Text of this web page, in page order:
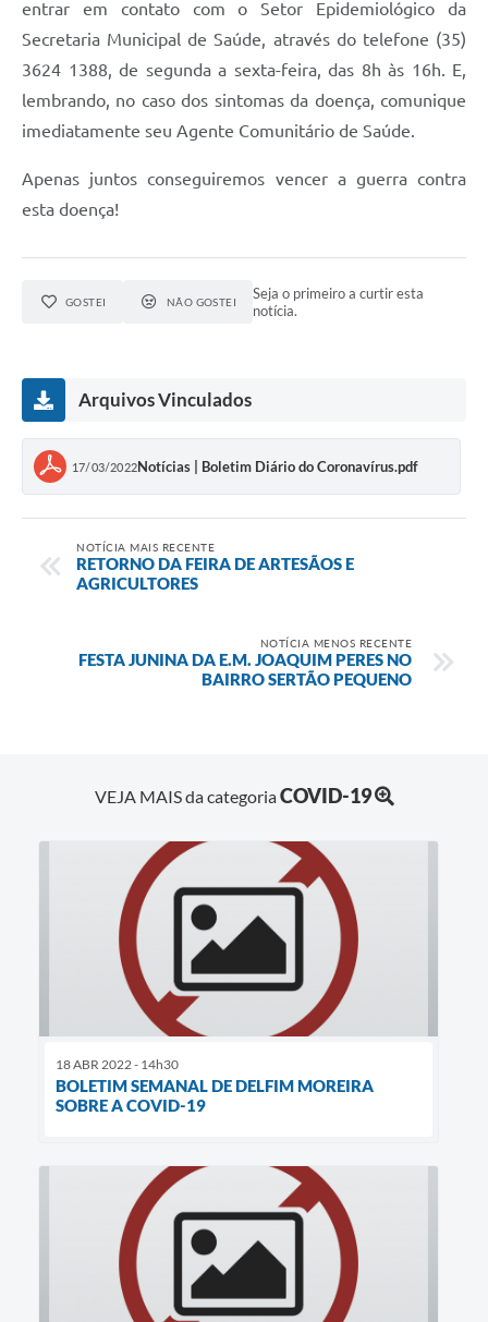
Arquivos para Download
Links
Contratos
entrar em contato com o Setor Epidemiológico da
Secretaria Municipal de Saúde, através do telefone (35)
3624 1388, de segunda a sexta-feira, das 8h às 16h. E,
lembrando, no caso dos sintomas da doença, comunique
imediatamente seu Agente Comunitário de Saúde.
Apenas juntos conseguiremos vencer a guerra contra
esta doença!
GOSTEI NÃO GOSTEI
Seja o primeiro a curtir esta
notícia.
Arquivos Vinculados
17/03/2022Notícias | Boletim Diário do Coronavírus.pdf
NOTÍCIA MAIS RECENTE
RETORNO DA FEIRA DE ARTESÃOS E
AGRICULTORES
NOTÍCIA MENOS RECENTE
FESTA JUNINA DA E.M. JOAQUIM PERES NO
BAIRRO SERTÃO PEQUENO
VEJA MAIS da categoriaCOVID-19
18 ABR 2022 - 14h30
BOLETIM SEMANAL DE DELFIM MOREIRA
SOBRE A COVID-19